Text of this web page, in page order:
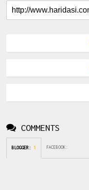
COMMENTS
BLOGGER:1 FACEBOOK :